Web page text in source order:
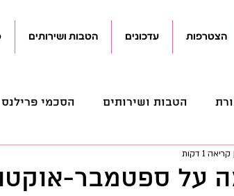
הצטרפות עדכונים הטבות ושירותים
הטבות ושירותים הסכמי פרילנס
פנסיוני
על ספטמבר-
1 דקות